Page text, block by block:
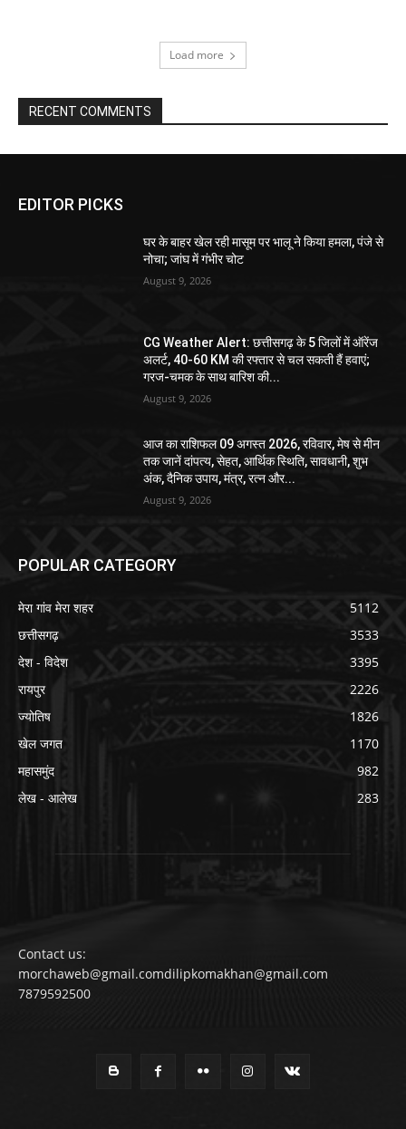
Load more
RECENT COMMENTS
EDITOR PICKS
घर के बाहर खेल रही मासूम पर भालू ने किया हमला, पंजे से
नोचा; जांघ में गंभीर चोट
August 9, 2026
CG Weather Alert: छत्तीसगढ़ के 5 जिलों में ऑरेंज
अलर्ट, 40-60 KM की रफ्तार से चल सकती हैं हवाएं;
गरज-चमक के साथ बारिश की...
August 9, 2026
आज का राशिफल 09 अगस्त 2026, रविवार, मेष से मीन
तक जानें दांपत्य, सेहत, आर्थिक स्थिति, सावधानी, शुभ
अंक, दैनिक उपाय, मंत्र, रत्न और...
August 9, 2026
POPULAR CATEGORY
मेरा गांव मेरा शहर
5112
छत्तीसगढ़
3533
देश - विदेश
3395
रायपुर
2226
ज्योतिष
1826
खेल जगत
1170
महासमुंद
982
लेख - आलेख
283
Contact us:
morchaweb@gmail.comdilipkomakhan@gmail.com
7879592500